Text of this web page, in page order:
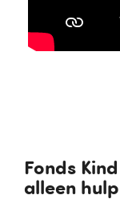
Fonds
alleen